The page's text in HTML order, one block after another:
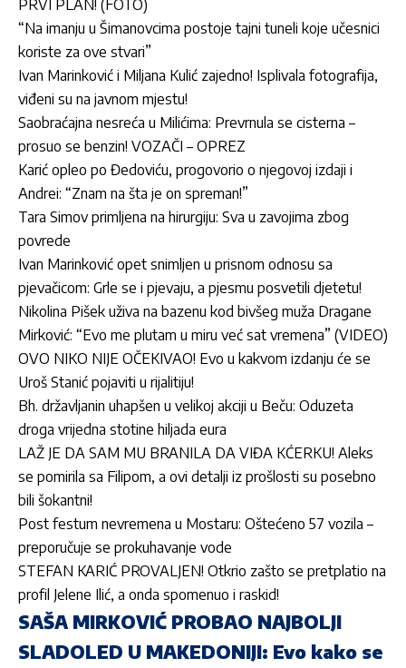
PRVI PLAN! (FOTO)
“Na imanju u Šimanovcima postoje tajni tuneli koje učesnici
koriste za ove stvari”
Ivan Marinković i Miljana Kulić zajedno! Isplivala fotografija,
viđeni su na javnom mjestu!
Saobraćajna nesreća u Milićima: Prevrnula se cisterna –
prosuo se benzin! VOZAČI – OPREZ
Karić opleo po Đedoviću, progovorio o njegovoj izdaji i
Andrei: “Znam na šta je on spreman!”
Tara Simov primljena na hirurgiju: Sva u zavojima zbog
povrede
Ivan Marinković opet snimljen u prisnom odnosu sa
pjevačicom: Grle se i pjevaju, a pjesmu posvetili djetetu!
Nikolina Pišek uživa na bazenu kod bivšeg muža Dragane
Mirković: “Evo me plutam u miru već sat vremena” (VIDEO)
OVO NIKO NIJE OČEKIVAO! Evo u kakvom izdanju će se
Uroš Stanić pojaviti u rijalitiju!
Bh. državljanin uhapšen u velikoj akciji u Beču: Oduzeta
droga vrijedna stotine hiljada eura
LAŽ JE DA SAM MU BRANILA DA VIĐA KĆERKU! Aleks
se pomirila sa Filipom, a ovi detalji iz prošlosti su posebno
bili šokantni!
Post festum nevremena u Mostaru: Oštećeno 57 vozila –
preporučuje se prokuhavanje vode
STEFAN KARIĆ PROVALJEN! Otkrio zašto se pretplatio na
profil Jelene Ilić, a onda spomenuo i raskid!
SAŠA MIRKOVIĆ PROBAO NAJBOLJI
SLADOLED U MAKEDONIJI: Evo kako se